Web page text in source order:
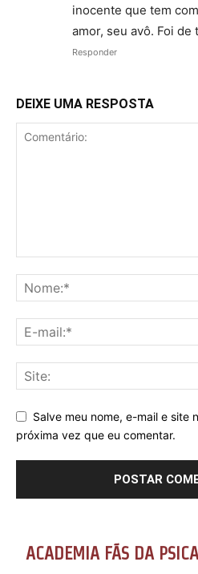
inocente que tem
amor, seu avô. Foi
Responder
DEIXE UMA RESPOSTA
Salve meu nome, e-mail e site
próxima vez que eu comentar.
ACADEMIA FÃS DA